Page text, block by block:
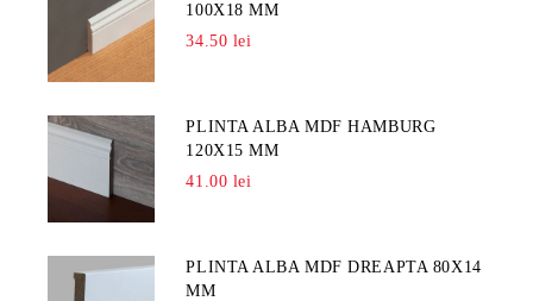
100X18 MM
34.50 lei
PLINTA ALBA MDF HAMBURG
120X15 MM
41.00 lei
PLINTA ALBA MDF DREAPTA 80X14
MM